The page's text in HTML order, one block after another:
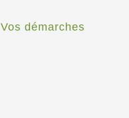
Vos démarches